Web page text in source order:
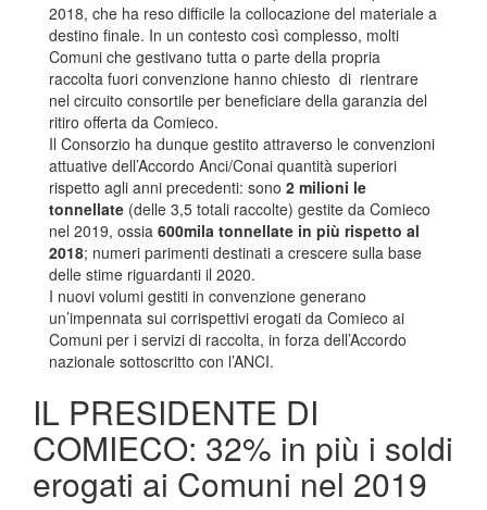
2018, che ha reso difficile la collocazione del materiale a
destino finale. In un contesto così complesso, molti
Comuni che gestivano tutta o parte della propria
raccolta fuori convenzione hanno chiesto di rientrare
nel circuito consortile per beneficiare della garanzia del
ritiro offerta da Comieco.
Il Consorzio ha dunque gestito attraverso le convenzioni
attuative dell’Accordo Anci/Conai quantità superiori
rispetto agli anni precedenti: sono 2 milioni le
tonnellate (delle 3,5 totali raccolte) gestite da Comieco
nel 2019, ossia 600mila tonnellate in più rispetto al
2018; numeri parimenti destinati a crescere sulla base
delle stime riguardanti il 2020.
I nuovi volumi gestiti in convenzione generano
un’impennata sui corrispettivi erogati da Comieco ai
Comuni per i servizi di raccolta, in forza dell’Accordo
nazionale sottoscritto con l’ANCI.
IL PRESIDENTE DI
COMIECO: 32% in più i soldi
erogati ai Comuni nel 2019